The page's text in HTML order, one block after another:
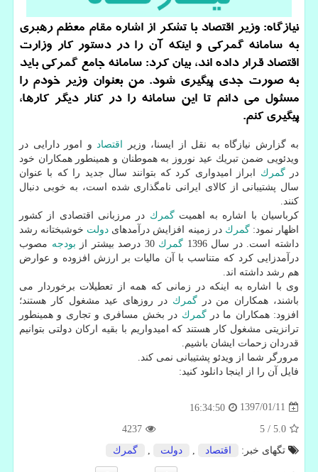
نیازگاه: وزیر اقتصاد با تشكر از اشاره مقام معظم رهبری
به سامانه گمركی و اینكه آن را در دستور كار وزارت
اقتصاد قرار داده اند، بیان كرد: سامانه جامع گمركی باید
به صورت جدی پیگیری شود. من بعنوان وزیر خودم را
مسئول می دانم تا این سامانه را در كنار دیگر كارها،
پیگیری كنم.
به گزارش نیازگاه به نقل از ایسنا، وزیر اقتصاد و امور دارایی در
ویدئویی ضمن تبریك عید نوروز به هموطنان و همینطور همكاران خود
درگمرك ابراز امیدواری كرد كه بتوانند سال جدید را كه با عنوان
سال پشتیبانی از كالای ایرانی نامگذاری شده است، به خوبی دنبال
كنند.
كرباسیان با اشاره به اهمیتگمرك در مرزبانی اقتصادی از كشور
اظهار نمود:گمرك در زمینه افزایش درآمدهای دولت خوشبختانه رشد
داشته است. در سال 1396
گمرك 30 درصد بیشتر از بودجه مصوب
درآمدزایی كرد كه متناسب با آن مالیات بر ارزش افزوده و عوارض
هم رشد داشته اند.
وی با اشاره به اینكه در زمانی كه همه از تعطیلات برخوردار می
باشند، همكاران من درگمرك در روزهای عید مشغول كار هستند؛
افزود: همكاران ما درگمرك در بخش مسافری و تجاری و همینطور
ترانزیتی مشغول كار هستند كه امیدواریم با بقیه اركان دولتی بتوانیم
قدردان زحمات ایشان باشیم.
مرورگر شما از ویدئو پشتیبانی نمی كند.
فایل آن را از اینجا دانلود كنید:
1397/01/11
16:34:50
5.0
/
5
4237
تگهای خبر:
اقتصاد دولت گمرك